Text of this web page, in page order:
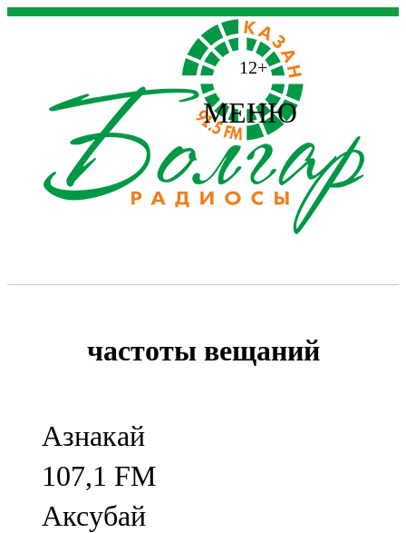
12+
МЕНЮ
частоты вещаний
Азнакай
107,1 FM
Аксубай